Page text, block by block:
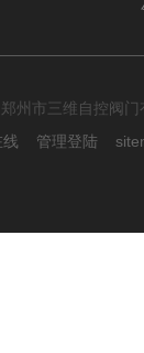
州市三维自控阀
管理登陆